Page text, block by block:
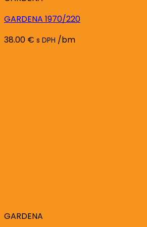
GARDENA 1970/220
38.00 € s DPH /bm
GARDENA